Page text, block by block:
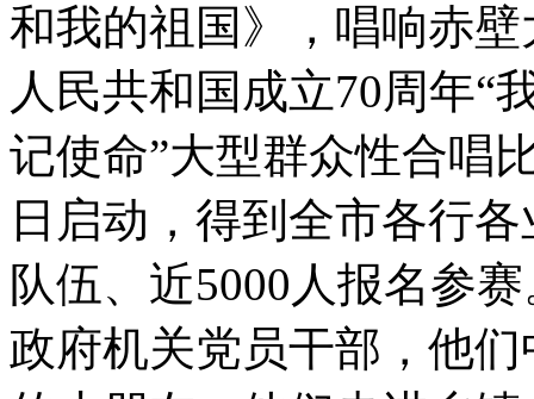
和我的祖国》，唱响赤
人民共和国成立70周年“
记使命”大型群众性合唱
日启动，得到全市各行
队伍、近5000人报名参
政府机关党员干部，他